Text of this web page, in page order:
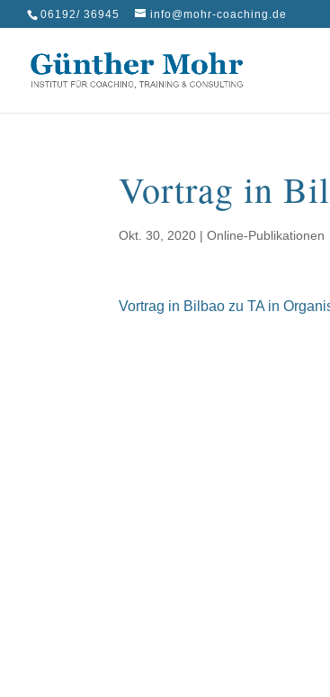
06192/ 36945 info@mohr-coaching.de
Vortrag in
Okt. 30, 2020 | Online-Publikationen
Vortrag in Bilbao zu TA in